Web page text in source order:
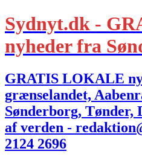
Sydnyt.dk -
nyheder fra
GRATIS LOKALE
grænselandet,
Sønderborg, Tønder,
af verden -
2124 2696